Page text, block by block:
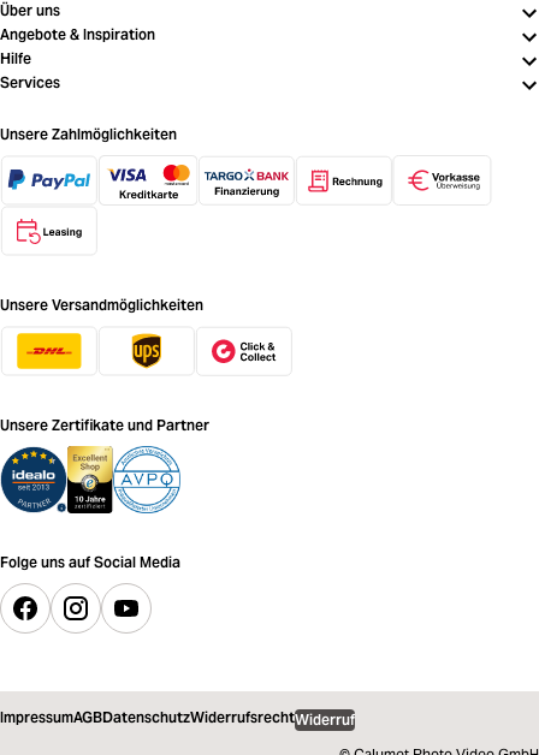
Über uns
Angebote & Inspiration
Hilfe
Services
Unsere Zahlmöglichkeiten
Unsere Versandmöglichkeiten
Unsere Zertifikate und Partner
Folge uns auf Social Media
ImpressumAGBDatenschutzWiderrufsrechtWiderruf